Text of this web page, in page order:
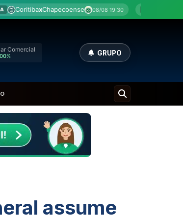
08/08 19:30 BRA Botafogo x Fluminense
Comercial GRUPO
assume